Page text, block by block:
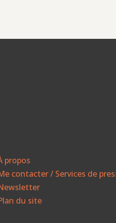
propos
contacter / Services de
du site